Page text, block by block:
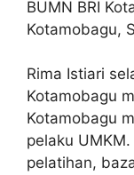
BUMN BRI
Kotamobagu,
Rima Istiari
Kotamobagu
Kotamobagu
pelaku
pelatihan,